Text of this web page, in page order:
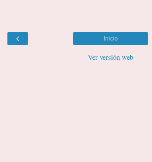
‹ Inicio
Ver versión web